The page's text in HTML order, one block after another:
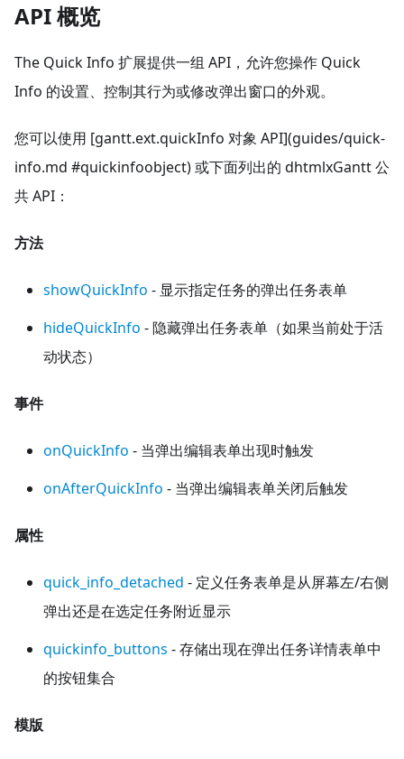
API 概览
The Quick Info 扩展提供一组 API，允许您操作 Quick
Info 的设置、控制其行为或修改弹出窗口的外观。
您可以使用 [gantt.ext.quickInfo 对象 API](guides/quick-
info.md #quickinfoobject) 或下面列出的 dhtmlxGantt 公
共 API：
方法
showQuickInfo - 显示指定任务的弹出任务表单
hideQuickInfo - 隐藏弹出任务表单（如果当前处于活
动状态）
事件
onQuickInfo - 当弹出编辑表单出现时触发
onAfterQuickInfo - 当弹出编辑表单关闭后触发
属性
quick_info_detached - 定义任务表单是从屏幕左/右侧
弹出还是在选定任务附近显示
quickinfo_buttons - 存储出现在弹出任务详情表单中
的按钮集合
模版